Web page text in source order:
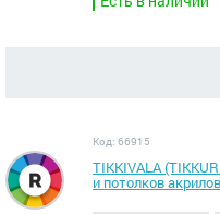
Код: 66915
TIKKIVALA
и потолков